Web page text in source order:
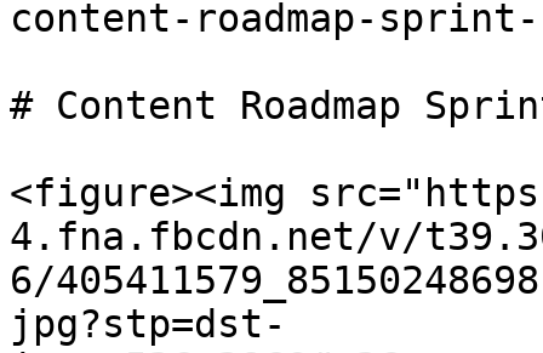
content-roadmap-sprint-
# Content Roadmap
<figure><img
4.fna.fbcdn.net/v/
6/
jpg?stp=dst-